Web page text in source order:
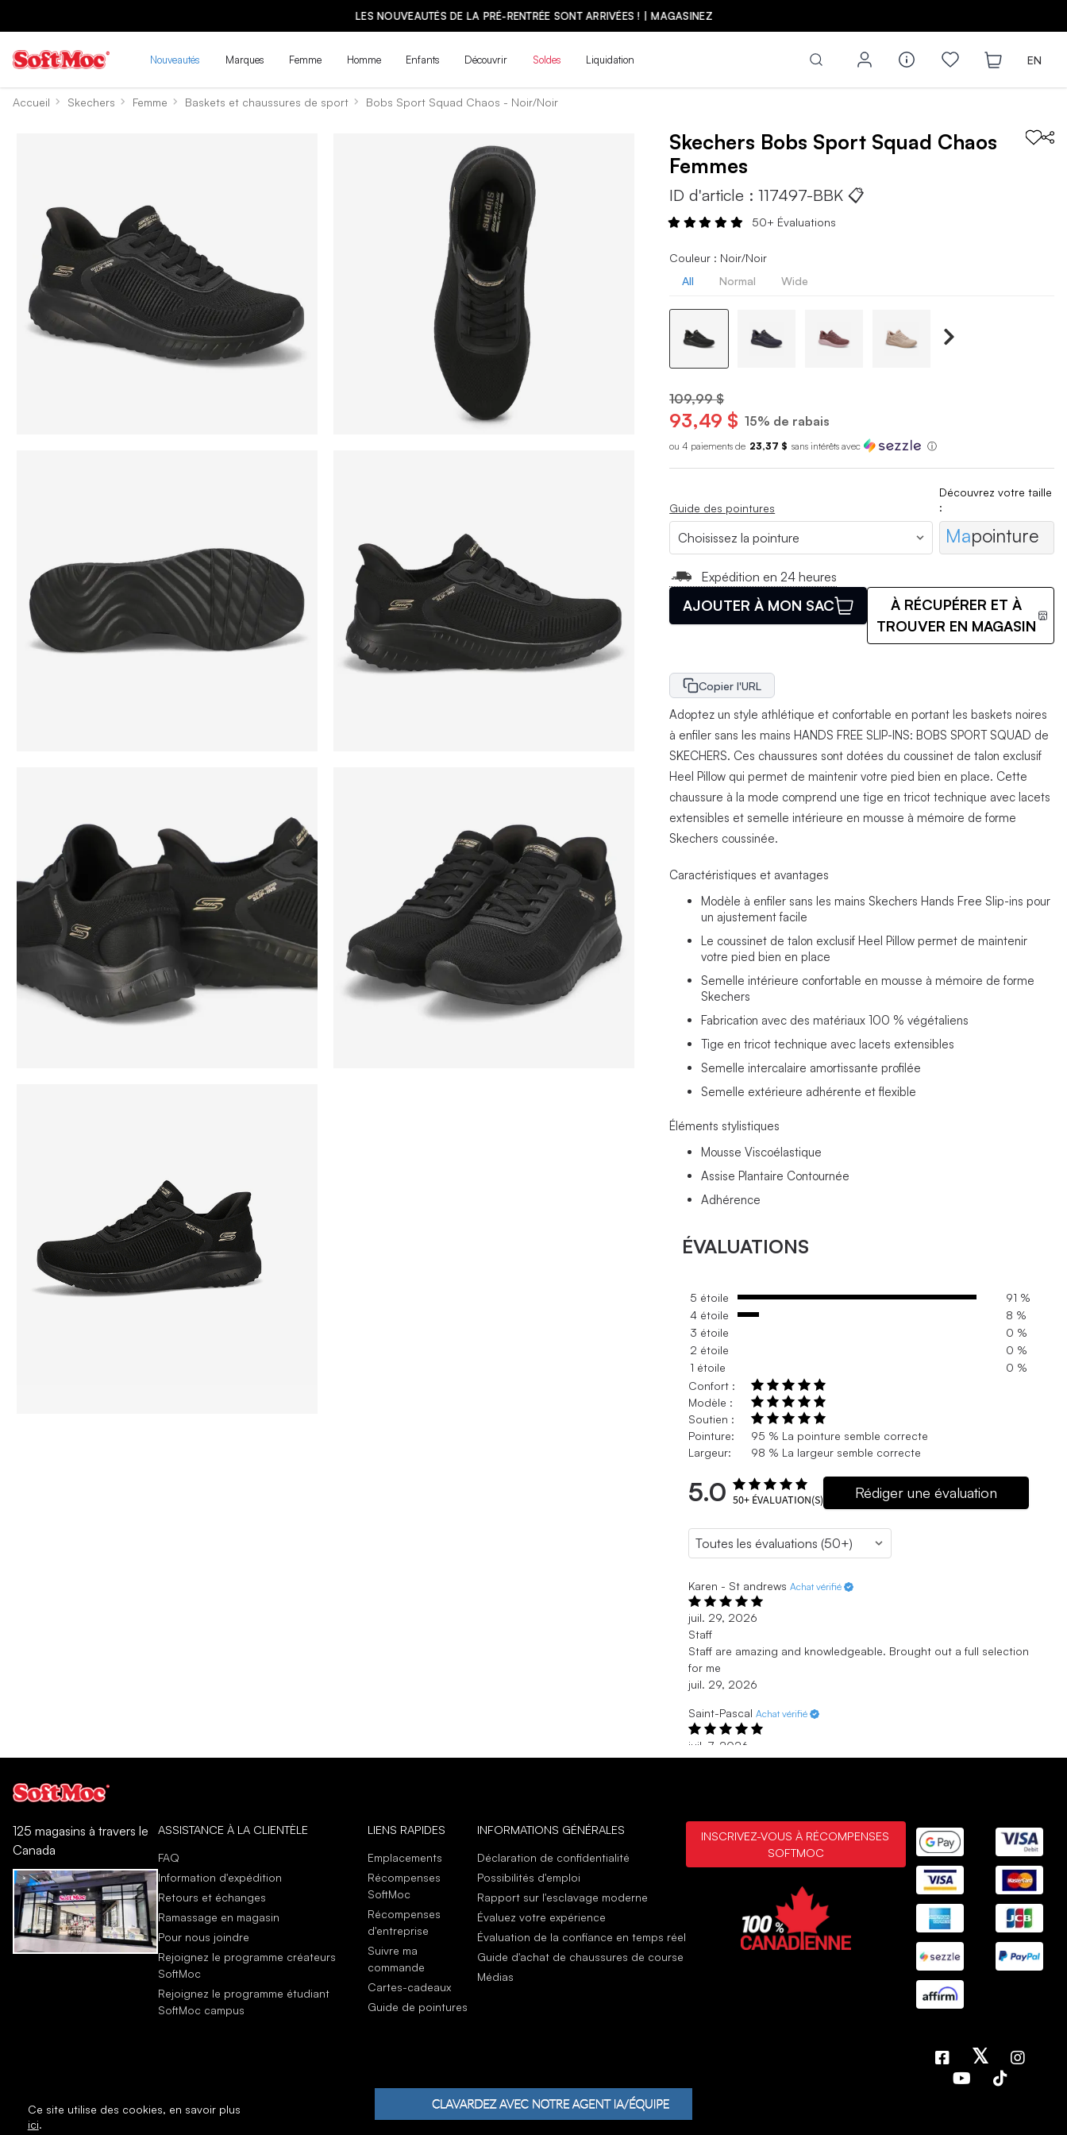
LES NOUVEAUTÉS DE LA PRÉ-RENTRÉE SONT ARRIVÉES ! | MAGASINEZ
Nouveautés Marques Femme Homme Enfants Découvrir Soldes Liquidation EN
Accueil Skechers Femme Baskets et chaussures de sport Bobs Sport Squad Chaos - Noir/Noir
Skechers Bobs Sport Squad Chaos
Femmes
ID d'article :117497-BBK 📋
50+ Évaluations
Couleur : Noir/Noir
All
Normal Wide
109,99 $
93,49 $ 15% de rabais
ou 4 paiements de 23,37 $ sans intérêts avec ⓘ
Guide des pointures
Découvrez votre taille
:
Mapointure
Expédition en 24 heures
AJOUTER À MON SAC
À RÉCUPÉRER ET À
TROUVER EN MAGASIN
Copier l'URL
Adoptez un style athlétique et confortable en portant les baskets noires
à enfiler sans les mains HANDS FREE SLIP-INS: BOBS SPORT SQUAD de
SKECHERS. Ces chaussures sont dotées du coussinet de talon exclusif
Heel Pillow qui permet de maintenir votre pied bien en place. Cette
chaussure à la mode comprend une tige en tricot technique avec lacets
extensibles et semelle intérieure en mousse à mémoire de forme
Skechers coussinée.
Caractéristiques et avantages
Modèle à enfiler sans les mains Skechers Hands Free Slip-ins pour
un ajustement facile
Le coussinet de talon exclusif Heel Pillow permet de maintenir
votre pied bien en place
Semelle intérieure confortable en mousse à mémoire de forme
Skechers
Fabrication avec des matériaux 100 % végétaliens
Tige en tricot technique avec lacets extensibles
Semelle intercalaire amortissante profilée
Semelle extérieure adhérente et flexible
Éléments stylistiques
Mousse Viscoélastique
Assise Plantaire Contournée
Adhérence
ÉVALUATIONS
5 étoile
91 %
4 étoile
8 %
3 étoile
0 %
2 étoile
0 %
1 étoile
0 %
Confort :
Modèle :
Soutien :
Pointure:
95 % La pointure semble correcte
Largeur:
98 % La largeur semble correcte
5.0 50+ ÉVALUATION(S) Rédiger une évaluation
Karen - St andrews Achat vérifié
juil. 29, 2026
Staff
Staff are amazing and knowledgeable. Brought out a full selection
for me
juil. 29, 2026
Saint-Pascal Achat vérifié
juil. 7, 2026
Sckechers
Glenda Victorio - Surrey Achat vérifié
My shoes arrived as per my order. I love it very much much
MONTRANT 3/ ÉVALUATIONS
Ce site utilise des cookies, en savoir plus
ici.
125 magasins à travers le
Canada
ASSISTANCE À LA CLIENTÈLE
FAQ
Information d'expédition
Retours et échanges
Ramassage en magasin
Pour nous joindre
Rejoignez le programme créateurs
SoftMoc
Rejoignez le programme étudiant
SoftMoc campus
LIENS RAPIDES
Emplacements
Récompenses
SoftMoc
Récompenses
d'entreprise
Suivre ma
commande
Cartes-cadeaux
Guide de pointures
INFORMATIONS GÉNÉRALES
Déclaration de confidentialité
Possibilités d'emploi
Rapport sur l'esclavage moderne
Évaluez votre expérience
Évaluation de la confiance en temps réel
Guide d'achat de chaussures de course
Médias
INSCRIVEZ-VOUS À RÉCOMPENSES
SOFTMOC
𝕏